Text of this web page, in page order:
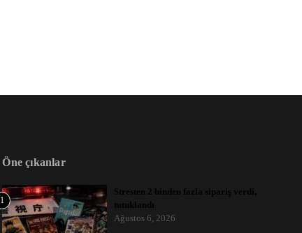
Öne çıkanlar
1
Stresten 2 binden fazla sipariş verdi,
tutuklandı
Ağustos 6, 2026